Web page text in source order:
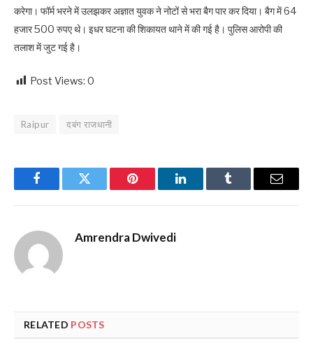
करेगा। फॉर्म भरने में उलझकर अज्ञात युवक ने नोटों से भरा बैग पार कर दिया। बैग में 64
हजार 500 रुपए थे। इधर घटना की शिकायत थाने में की गई है। पुलिस आरोपी की
तलाश में जुट गई है।
Post Views: 0
Raipur दबंग राजधानी
FacebookTwitter Pinterest LinkedInTumblr Email
Amrendra Dwivedi
RELATED POSTS